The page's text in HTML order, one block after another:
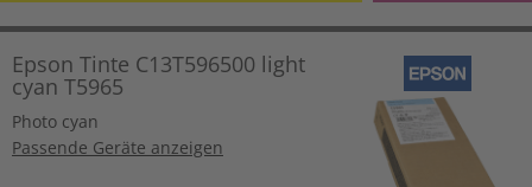
Epson Tinte C13T596500 light
cyan T5965
Photo cyan
Passende Geräte anzeigen